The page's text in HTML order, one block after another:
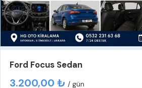
Ford Focus Sedan
3.200,00 ₺ / gün